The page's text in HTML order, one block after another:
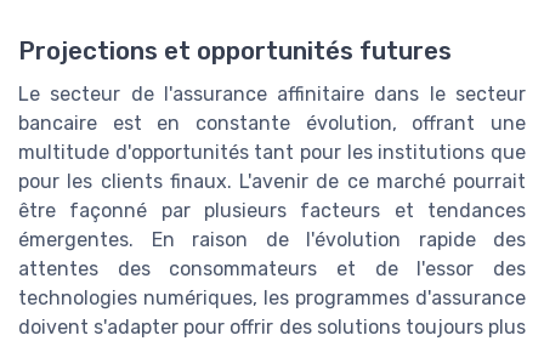
Projections et opportunités futures
Le secteur de l'assurance affinitaire dans le secteur
bancaire est en constante évolution, offrant une
multitude d'opportunités tant pour les institutions que
pour les clients finaux. L'avenir de ce marché pourrait
être façonné par plusieurs facteurs et tendances
émergentes. En raison de l'évolution rapide des
attentes des consommateurs et de l'essor des
technologies numériques, les programmes d'assurance
doivent s'adapter pour offrir des solutions toujours plus